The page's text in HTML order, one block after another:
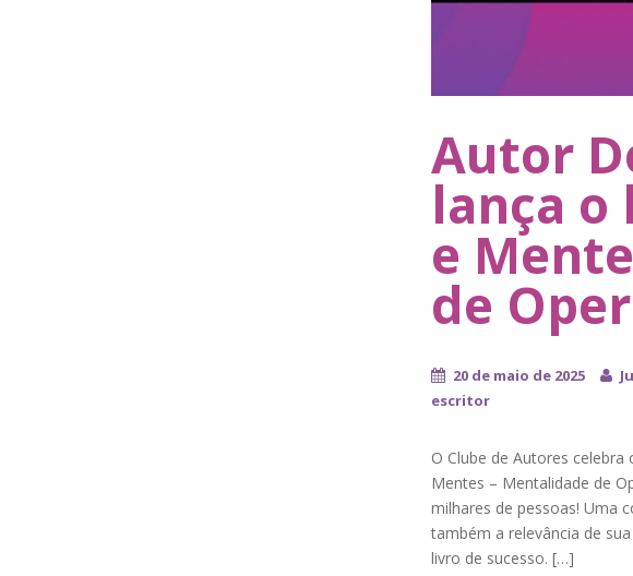
Autor
lança o
e
de
20 de maio de 2025
escritor
O Clube de Autores
Mentes – Mentalidade de
milhares de pessoas! Uma
também a relevância de
livro de sucesso. […]